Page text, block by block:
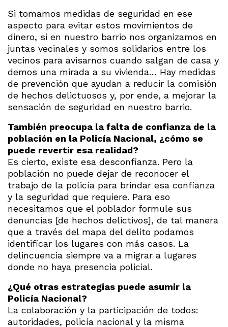
Si tomamos medidas de seguridad en ese
aspecto para evitar estos movimientos de
dinero, si en nuestro barrio nos organizamos en
juntas vecinales y somos solidarios entre los
vecinos para avisarnos cuando salgan de casa y
demos una mirada a su vivienda… Hay medidas
de prevención que ayudan a reducir la comisión
de hechos delictuosos y, por ende, a mejorar la
sensación de seguridad en nuestro barrio.
También preocupa la falta de confianza de la
población en la Policía Nacional, ¿cómo se
puede revertir esa realidad?
Es cierto, existe esa desconfianza. Pero la
población no puede dejar de reconocer el
trabajo de la policía para brindar esa confianza
y la seguridad que requiere. Para eso
necesitamos que el poblador formule sus
denuncias [de hechos delictivos], de tal manera
que a través del mapa del delito podamos
identificar los lugares con más casos. La
delincuencia siempre va a migrar a lugares
donde no haya presencia policial.
¿Qué otras estrategias puede asumir la
Policía Nacional?
La colaboración y la participación de todos:
autoridades, policía nacional y la misma